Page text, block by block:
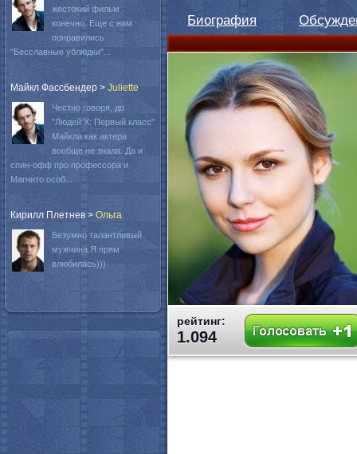
Биография
рейтинг:
1.094
жестокий фильм
конечно. Еще с ним
понравились
"Бесславные ублюдки"...
Майкл Фассбендер > Juliette
Честно говоря, до
"Людей Х: Первый класс"
Майкла как актера
вообще не знала. Да и
спин-офф про профессора и
Магнито особ...
Кирилл Плетнев > Oльга
Безумно талантливый
мужчина.Я прям
влюбилась)))